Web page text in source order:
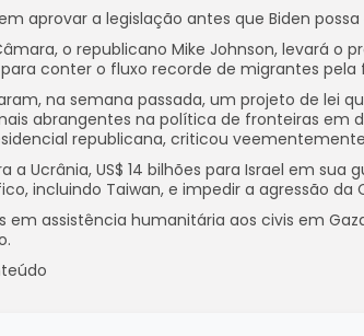
aprovar a legislação antes que Biden
o republicano Mike Johnson, levará o
conter o fluxo recorde de migrantes pela
na semana passada, um projeto de lei
abrangentes na política de fronteiras em
republicana, criticou
a Ucrânia, US$ 14 bilhões para Israel em sua
incluindo Taiwan, e impedir a agressão da
em assistência humanitária aos civis em